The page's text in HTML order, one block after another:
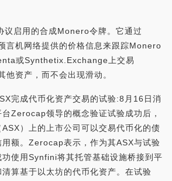
启用的合成Monero令牌。它通过
言机网络提供的价格信息来跟踪Monero
或Synthetix.Exchange上交易
资产，而不会出现滑动。
完成代币化资产交易的试验:8月16日消
Zerocap领导的概念验证试验成功后，
）上的上市公司可以交易代币化的债
用额。Zerocap表示，作为其ASX与试验
使用Synfini将其托管基础设施桥接到平
算基于以太坊的代币化资产。在试验